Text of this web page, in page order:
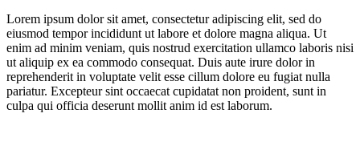
Lorem ipsum dolor sit amet, consectetur adipiscing elit, sed do
eiusmod tempor incididunt ut labore et dolore magna aliqua. Ut
enim ad minim veniam, quis nostrud exercitation ullamco laboris nisi
ut aliquip ex ea commodo consequat. Duis aute irure dolor in
reprehenderit in voluptate velit esse cillum dolore eu fugiat nulla
pariatur. Excepteur sint occaecat cupidatat non proident, sunt in
culpa qui officia deserunt mollit anim id est laborum.